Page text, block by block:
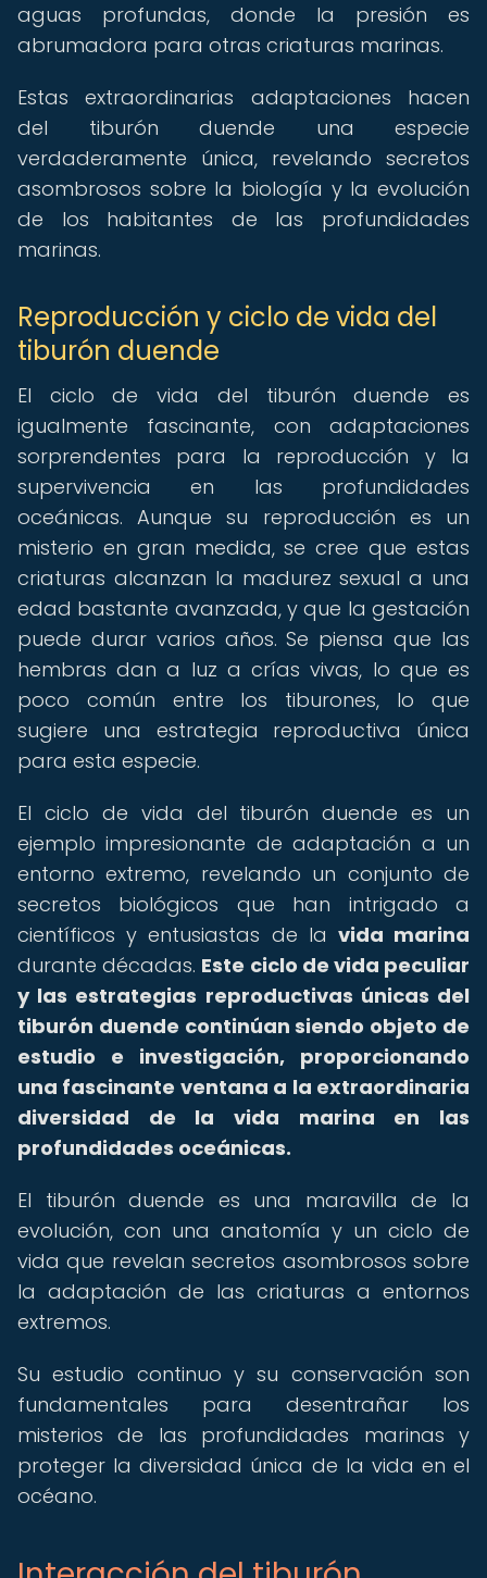
aguas profundas, donde la presión es
abrumadora para otras criaturas marinas.
Estas extraordinarias adaptaciones hacen
del tiburón duende una especie
verdaderamente única, revelando secretos
asombrosos sobre la biología y la evolución
de los habitantes de las profundidades
marinas.
Reproducción y ciclo de vida del
tiburón duende
El ciclo de vida del tiburón duende es
igualmente fascinante, con adaptaciones
sorprendentes para la reproducción y la
supervivencia en las profundidades
oceánicas. Aunque su reproducción es un
misterio en gran medida, se cree que estas
criaturas alcanzan la madurez sexual a una
edad bastante avanzada, y que la gestación
puede durar varios años. Se piensa que las
hembras dan a luz a crías vivas, lo que es
poco común entre los tiburones, lo que
sugiere una estrategia reproductiva única
para esta especie.
El ciclo de vida del tiburón duende es un
ejemplo impresionante de adaptación a un
entorno extremo, revelando un conjunto de
secretos biológicos que han intrigado a
científicos y entusiastas de la vida marina
durante décadas. Este ciclo de vida peculiar
y las estrategias reproductivas únicas del
tiburón duende continúan siendo objeto de
estudio e investigación, proporcionando
una fascinante ventana a la extraordinaria
diversidad de la vida marina en las
profundidades oceánicas.
El tiburón duende es una maravilla de la
evolución, con una anatomía y un ciclo de
vida que revelan secretos asombrosos sobre
la adaptación de las criaturas a entornos
extremos.
Su estudio continuo y su conservación son
fundamentales para desentrañar los
misterios de las profundidades marinas y
proteger la diversidad única de la vida en el
océano.